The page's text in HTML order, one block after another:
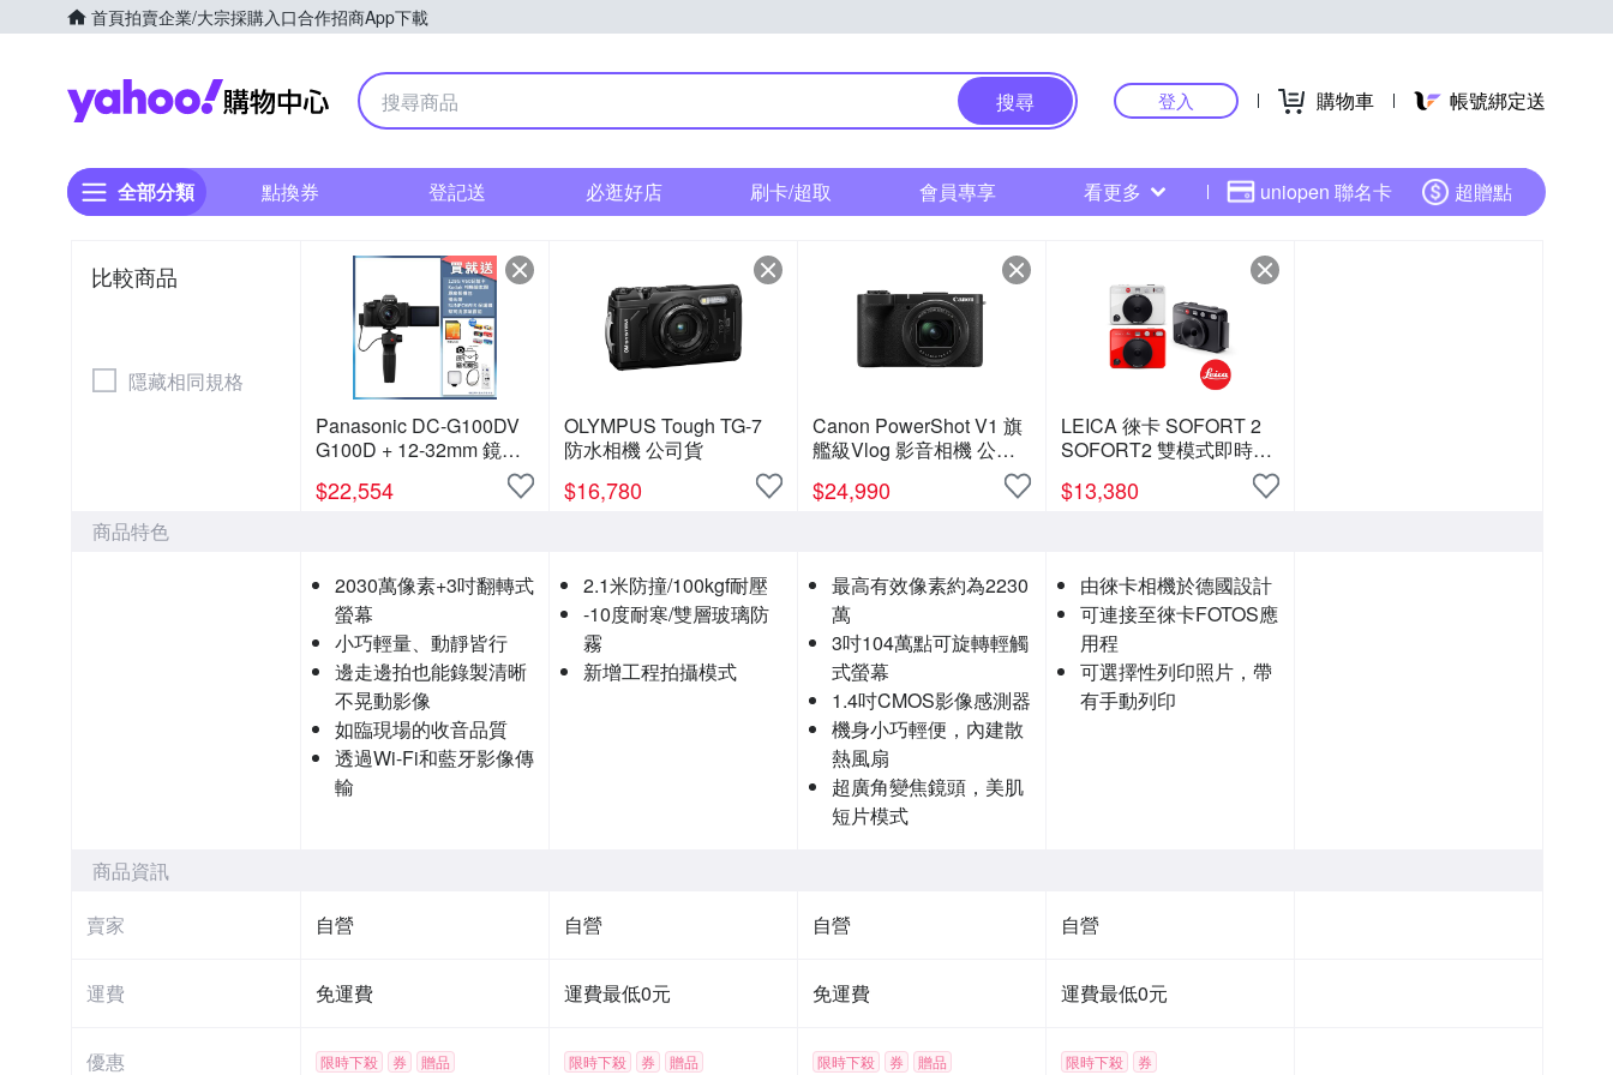
首頁拍賣企業/大宗採購入口合作招商App下載
Yahoo購物中心
搜尋 登入 購物車 帳號綁定送
全部分類 點換券 登記送 必逛好店 刷卡/超取 會員專享 看更多 uniopen 聯名卡 超贈點
比較商品
隱藏相同規格
Panasonic DC-G100DV
G100D + 12-32mm 鏡頭
+ DMW-SHGR2 三腳架握
把組 公司貨
$22,554
OLYMPUS Tough TG-7
防水相機 公司貨
$16,780
Canon PowerShot V1 旗
艦級Vlog 影音相機 公司
$24,990
LEICA 徠卡 SOFORT 2
SOFORT2 雙模式即時相
$13,380
商品特色
2030萬像素+3吋翻轉式
螢幕
小巧輕量、動靜皆行
邊走邊拍也能錄製清晰
不晃動影像
如臨現場的收音品質
透過Wi-Fi和藍牙影像傳
輸
2.1米防撞/100kgf耐壓
-10度耐寒/雙層玻璃防
霧
新增工程拍攝模式
最高有效像素約為2230
萬
3吋104萬點可旋轉輕觸
式螢幕
1.4吋CMOS影像感測器
機身小巧輕便，內建散
熱風扇
超廣角變焦鏡頭，美肌
短片模式
由徠卡相機於德國設計
可連接至徠卡FOTOS應
用程
可選擇性列印照片，帶
有手動列印
商品資訊
賣家
自營 自營 自營 自營
運費 免運費 運費最低0元 免運費 運費最低0元
優惠 限時下殺 券 贈品 限時下殺 券 贈品 限時下殺 券 贈品 限時下殺 券